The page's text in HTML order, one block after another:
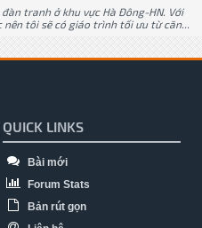
tranh ở khu vực Hà Đông-HN. Với
nên tôi sẽ có giáo trình tối ưu từ căn...
QUICK LINKS
Bài mới
Forum Stats
Bản rút gọn